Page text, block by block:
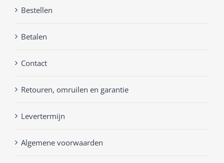
Bestellen
Betalen
Contact
Retouren, omruilen en garantie
Levertermijn
Algemene voorwaarden